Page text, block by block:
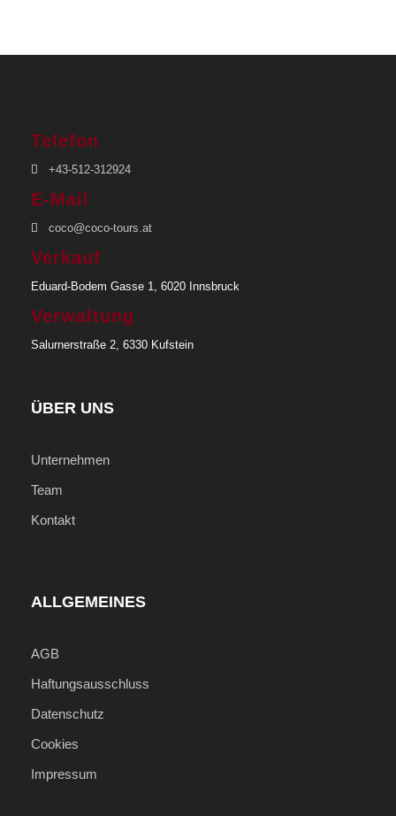
Telefon
+43-512-312924
E-Mail
coco@coco-tours.at
Verkauf
Eduard-Bodem Gasse 1, 6020 Innsbruck
Verwaltung
Salurnerstraße 2, 6330 Kufstein
ÜBER UNS
Unternehmen
Team
Kontakt
ALLGEMEINES
AGB
Haftungsausschluss
Datenschutz
Cookies
Impressum